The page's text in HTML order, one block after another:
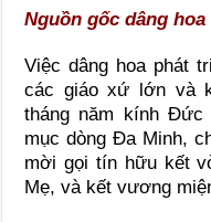
Nguồn gốc dâng
Việc dâng hoa phát
các giáo xứ lớn và
tháng năm kính
mục dòng Đa Minh,
mời gọi tín hữu kết
Mẹ, và kết vương